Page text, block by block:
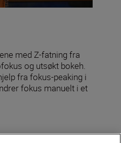
med Z-fatning fra
og utsøkt bokeh.
fra fokus-peaking i
fokus manuelt i et